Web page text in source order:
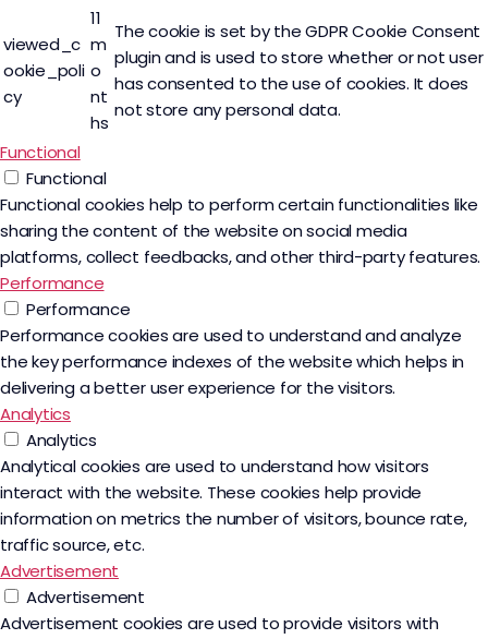
viewed_c
ookie_poli
cy
11
m
o
nt
hs
The cookie is set by the GDPR Cookie Consent
plugin and is used to store whether or not user
has consented to the use of cookies. It does
not store any personal data.
Functional
Functional
Functional cookies help to perform certain functionalities like
sharing the content of the website on social media
platforms, collect feedbacks, and other third-party features.
Performance
Performance
Performance cookies are used to understand and analyze
the key performance indexes of the website which helps in
delivering a better user experience for the visitors.
Analytics
Analytics
Analytical cookies are used to understand how visitors
interact with the website. These cookies help provide
information on metrics the number of visitors, bounce rate,
traffic source, etc.
Advertisement
Advertisement
Advertisement cookies are used to provide visitors with